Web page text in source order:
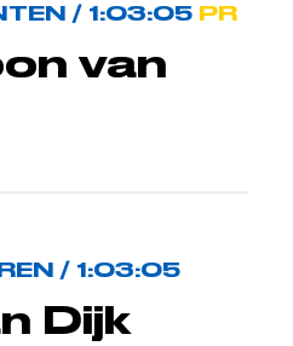
/ 1:03:05 PR
van
/ 1:03:05
Dijk